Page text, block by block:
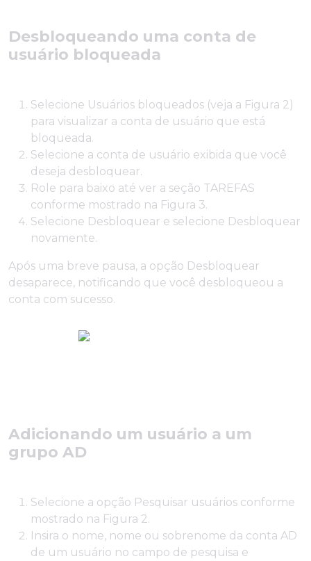
Desbloqueando uma conta de
usuário bloqueada
Selecione Usuários bloqueados (veja a Figura 2)
para visualizar a conta de usuário que está
bloqueada.
Selecione a conta de usuário exibida que você
deseja desbloquear.
Role para baixo até ver a seção TAREFAS
conforme mostrado na Figura 3.
Selecione Desbloquear e selecione Desbloquear
novamente.
Após uma breve pausa, a opção Desbloquear
desaparece, notificando que você desbloqueou a
conta com sucesso.
Adicionando um usuário a um
grupo AD
Selecione a opção Pesquisar usuários conforme
mostrado na Figura 2.
Insira o nome, nome ou sobrenome da conta AD
de um usuário no campo de pesquisa e